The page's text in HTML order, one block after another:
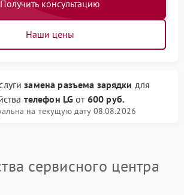
Получить консультацию
Наши цены
замена разъема зарядки для
телефон LG от 600 руб.
на текущую дату 08.08.2026
сервисного центра